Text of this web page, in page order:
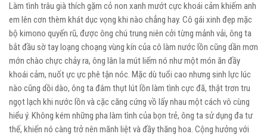
Làm tình trâu già thích gặm cỏ non xanh mướt cực khoái cảm khiếm anh
em lên cơn thèm khát dục vọng khi nào chẳng hay. Cô gái xinh đẹp mặc
bộ kimono quyến rũ, được ông chú trung niên cởi từng mảnh vải, ông ta
bắt đầu sờ tay loạng choạng vùng kín của cô làm nước lồn cũng dần mơn
mớn chào chực chảy ra, ông lân la mút liếm nó như một món ăn đầy
khoái cảm, nuốt ực ực phê tận nóc. Mặc dù tuổi cao nhưng sinh lực lúc
nào cũng dồi dào, ông ta đâm thụt lút lồn làm tình cực đã, thật trơn tru
ngọt lạch khi nước lồn và cặc căng cứng vồ lấy nhau một cách vô cùng
hiểu ý. Không kém những pha làm tình của bọn trẻ, ông ta sử dụng đa tư
thế, khiến nó càng trở nên mãnh liệt và đầy thăng hoa. Cộng hưởng với